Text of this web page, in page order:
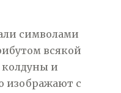
символами
всякой
и
изображают с